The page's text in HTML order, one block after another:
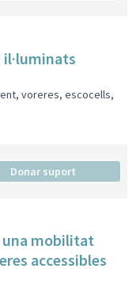
voreres, escocells,
Donar suport
una mobilitat
accessibles